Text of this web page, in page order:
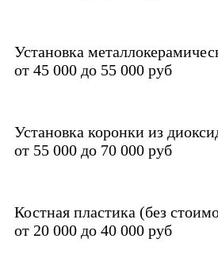
Установка
от 45 000 до 55 000 руб
Установка коронки из
от 55 000 до 70 000 руб
Костная пластика (без
от 20 000 до 40 000 руб